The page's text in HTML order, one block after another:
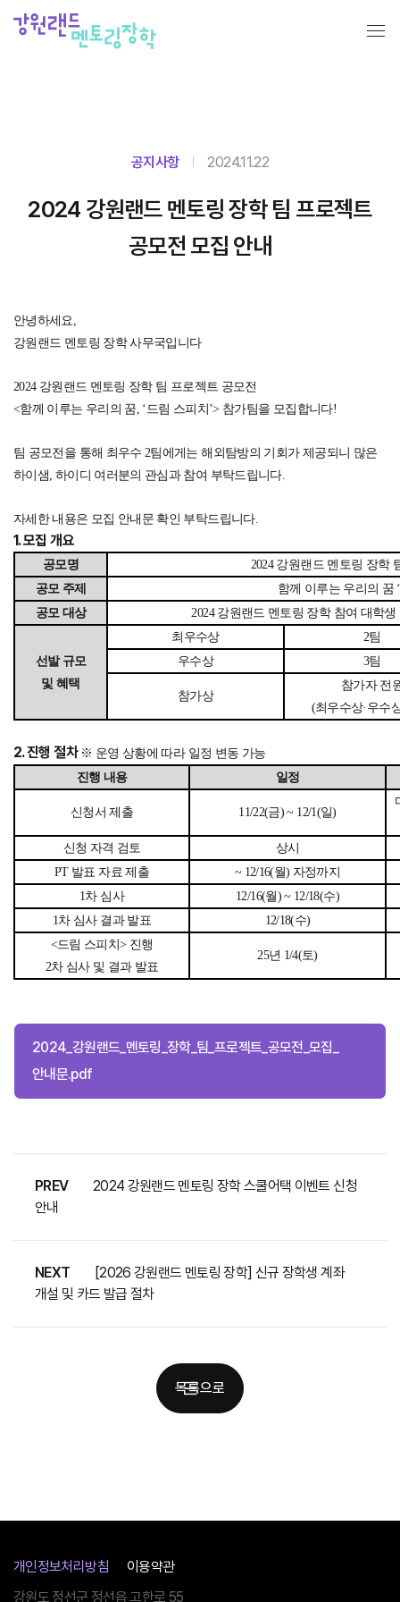
공지사항 2024.11.22
2024 강원랜드 멘토링 장학 팀 프로젝트
공모전 모집 안내
안녕하세요,
강원랜드 멘토링 장학 사무국입니다
2024 강원랜드 멘토링 장학 팀 프로젝트 공모전
<함께 이루는 우리의 꿈, ‘드림 스피치’> 참가팀을 모집합니다!
팀 공모전을 통해 최우수 2팀에게는 해외탐방의 기회가 제공되니 많은
하이샘, 하이디 여러분의 관심과 참여 부탁드립니다.
자세한 내용은 모집 안내문 확인 부탁드립니다.
1. 모집 개요
공모명
2024 강원랜드 멘토링 장학
공모 주제
함께 이루는 우리의 꿈
공모 대상
2024 강원랜드 멘토링 장학 참여 대학
선발 규모
및 혜택
최우수상
2팀
우수상
3팀
참가상
참가자 전
(최우수상·우수
2. 진행 절차 ※ 운영 상황에 따라 일정 변동 가능
진행 내용
일정
신청서 제출 11/22(금) ~ 12/1(일)
신청 자격 검토
상시
PT 발표 자료 제출
~ 12/16(월) 자정까지
1차 심사
12/16(월) ~ 12/18(수)
1차 심사 결과 발표
12/18(수)
<드림 스피치> 진행
2차 심사 및 결과 발표
25년 1/4(토)
2024_강원랜드_멘토링_장학_팀_프로젝트_공모전_모집_
안내문.pdf
PREV
2024 강원랜드 멘토링 장학 스쿨어택 이벤트 신청
안내
NEXT
[2026 강원랜드 멘토링 장학] 신규 장학생 계좌
개설 및 카드 발급 절차
목록으로
개인정보처리방침
이용약관
강원도 정선군 정선읍 고한로 55